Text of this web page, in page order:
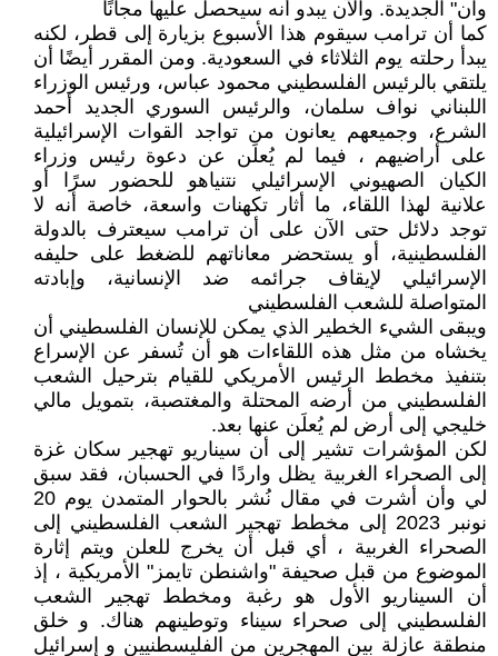
وان" الجديدة. والآن يبدو أنه سيحصل عليها مجانًا
كما أن ترامب سيقوم هذا الأسبوع بزيارة إلى قطر، لكنه
يبدأ رحلته يوم الثلاثاء في السعودية. ومن المقرر أيضًا أن
يلتقي بالرئيس الفلسطيني محمود عباس، ورئيس الوزراء
اللبناني نواف سلمان، والرئيس السوري الجديد أحمد
الشرع، وجميعهم يعانون من تواجد القوات الإسرائيلية
على أراضيهم ، فيما لم يُعلَن عن دعوة رئيس وزراء
الكيان الصهيوني الإسرائيلي نتنياهو للحضور سرًا أو
علانية لهذا اللقاء، ما أثار تكهنات واسعة، خاصة أنه لا
توجد دلائل حتى الآن على أن ترامب سيعترف بالدولة
الفلسطينية، أو يستحضر معاناتهم للضغط على حليفه
الإسرائيلي لإيقاف جرائمه ضد الإنسانية، وإبادته
المتواصلة للشعب الفلسطيني
ويبقى الشيء الخطير الذي يمكن للإنسان الفلسطيني أن
يخشاه من مثل هذه اللقاءات هو أن تُسفر عن الإسراع
بتنفيذ مخطط الرئيس الأمريكي للقيام بترحيل الشعب
الفلسطيني من أرضه المحتلة والمغتصبة، بتمويل مالي
خليجي إلى أرض لم يُعلَن عنها بعد.
لكن المؤشرات تشير إلى أن سيناريو تهجير سكان غزة
إلى الصحراء الغربية يظل واردًا في الحسبان، فقد سبق
لي وأن أشرت في مقال نُشر بالحوار المتمدن يوم 20
نونبر 2023 إلى مخطط تهجير الشعب الفلسطيني إلى
الصحراء الغربية ، أي قبل أن يخرج للعلن ويتم إثارة
الموضوع من قبل صحيفة "واشنطن تايمز" الأمريكية ، إذ
أن السيناريو الأول هو رغبة ومخطط تهجير الشعب
الفلسطيني إلى صحراء سيناء وتوطينهم هناك. و خلق
منطقة عازلة بين المهجرين من الفليسطنيين و إسرائيل